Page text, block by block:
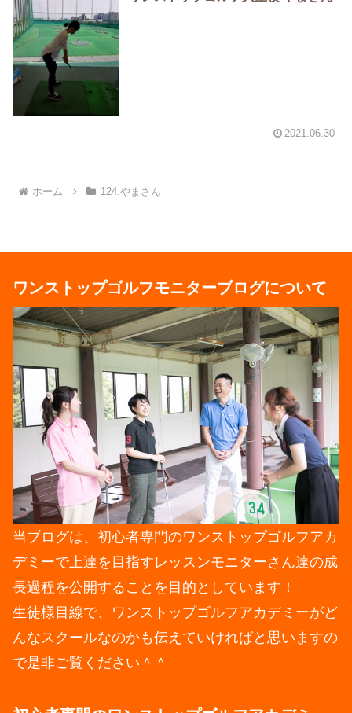
2021.06.30
ホーム 124.やまさん
ワンストップゴルフモニターブログについて
当ブログは、初心者専門のワンストップゴルフアカ
デミーで上達を目指すレッスンモニターさん達の成
長過程を公開することを目的としています！
生徒様目線で、ワンストップゴルフアカデミーがど
んなスクールなのかも伝えていければと思いますの
で是非ご覧ください＾＾